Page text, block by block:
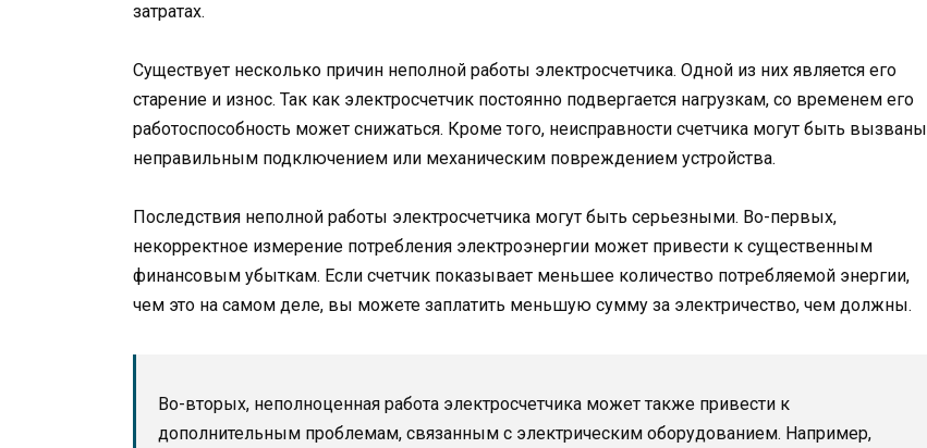
затратах.
Существует несколько причин неполной работы электросчетчика. Одной из них является его
старение и износ. Так как электросчетчик постоянно подвергается нагрузкам, со временем его
работоспособность может снижаться. Кроме того, неисправности счетчика могут быть вызваны
неправильным подключением или механическим повреждением устройства.
Последствия неполной работы электросчетчика могут быть серьезными. Во-первых,
некорректное измерение потребления электроэнергии может привести к существенным
финансовым убыткам. Если счетчик показывает меньшее количество потребляемой энергии,
чем это на самом деле, вы можете заплатить меньшую сумму за электричество, чем должны.
Во-вторых, неполноценная работа электросчетчика может также привести к
дополнительным проблемам, связанным с электрическим оборудованием. Например,